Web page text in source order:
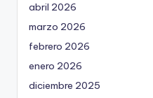
abril 2026
marzo 2026
febrero 2026
enero 2026
diciembre 2025